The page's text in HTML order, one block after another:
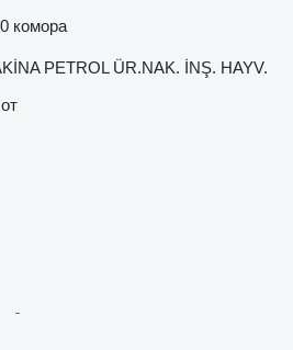
0 комора
PETROL ÜR.NAK. İNŞ. HAYV.